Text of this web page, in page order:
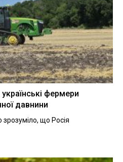
фермери
давнини
зрозуміло, що Росія